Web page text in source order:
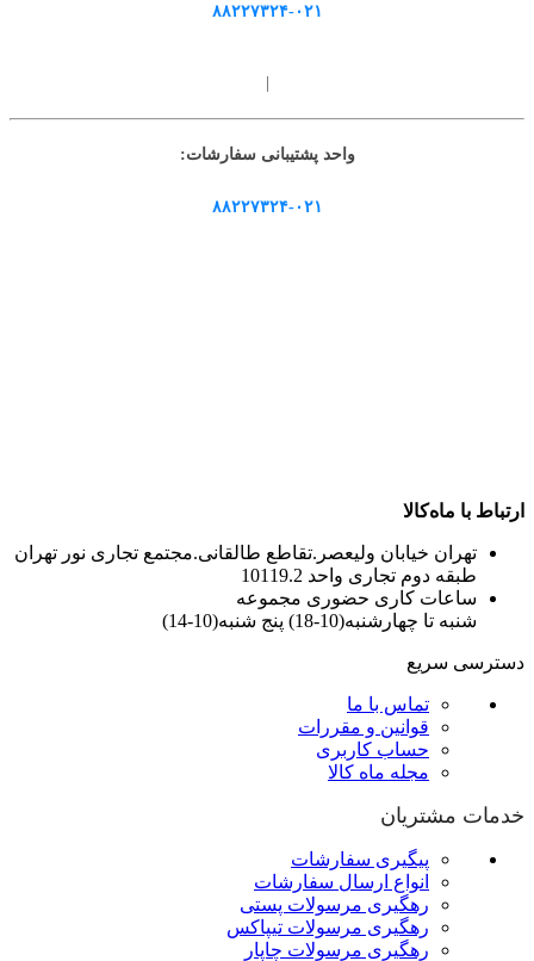
۸۸۲۲۷۳۲۴-۰۲۱
واحد پشتیبانی سفارشات:
۸۸۲۲۷۳۲۴-۰۲۱
ارتباط با ماه‌کالا
تهران خیابان ولیعصر.تقاطع طالقانی.مجتمع تجاری نور تهران
طبقه دوم تجاری واحد 10119.2
ساعات کاری حضوری مجموعه
شنبه تا چهارشنبه(10-18) پنج شنبه(10-14)
دسترسی سریع
تماس با ما
قوانین و مقررات
حساب کاربری
مجله ماه کالا
خدمات مشتریان
پیگیری سفارشات
انواع ارسال سفارشات
رهگیری مرسولات پستی
رهگیری مرسولات تیپاکس
رهگیری مرسولات چاپار